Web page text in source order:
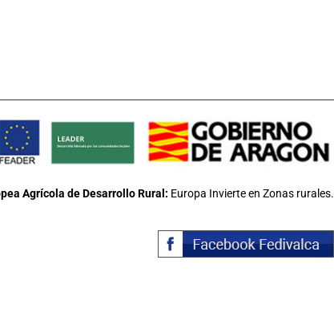
Agrícola de Desarrollo Rural: Europa Invierte en Zonas rurales.